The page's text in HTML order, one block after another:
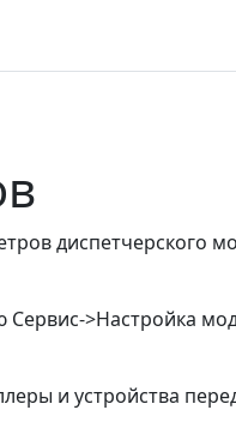
диспетчерского
Сервис->Настройка
и устройства